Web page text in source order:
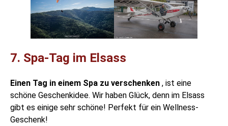
7. Spa-Tag im Elsass
Einen Tag in einem Spa zu verschenken , ist eine
schöne Geschenkidee. Wir haben Glück, denn im Elsass
gibt es einige sehr schöne! Perfekt für ein Wellness-
Geschenk!